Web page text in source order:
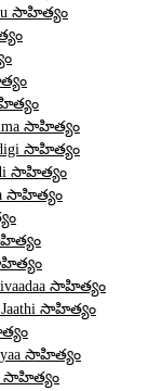
సాహిత్యం
సాహిత్యం
సాహిత్యం
సాహిత్యం
సాహిత్యం
సాహిత్యం
Jaathi సాహిత్యం
సాహిత్యం
సాహిత్యం